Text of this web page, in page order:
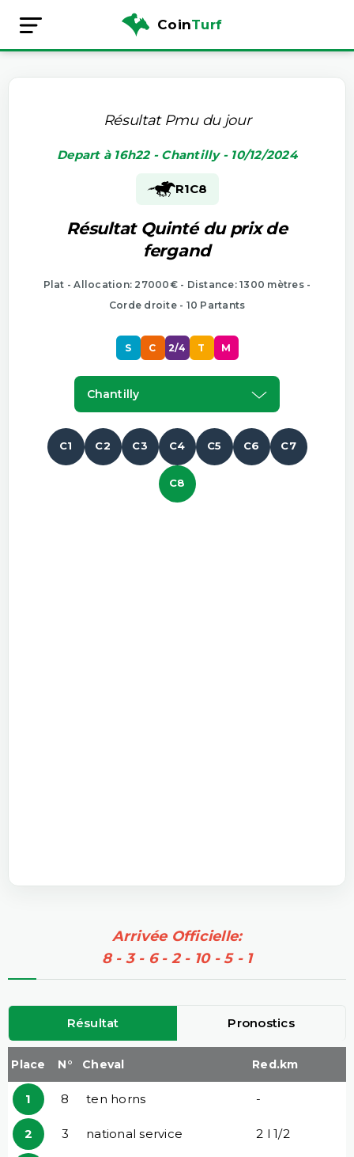
CoinTurf
Résultat Pmu du jour
Depart à 16h22 - Chantilly - 10/12/2024
R1C8
Résultat Quinté du prix de
fergand
Plat - Allocation: 27000€ - Distance: 1300 mètres -
Corde droite - 10 Partants
S C 2/4 T M
Chantilly
C1 C2 C3 C4 C5 C6 C7
C8
Arrivée Officielle:
8 - 3 - 6 - 2 - 10 - 5 - 1
Résultat Pronostics
Place N° Cheval Red.km
1 8 ten horns -
2 3 national service 2 l 1/2